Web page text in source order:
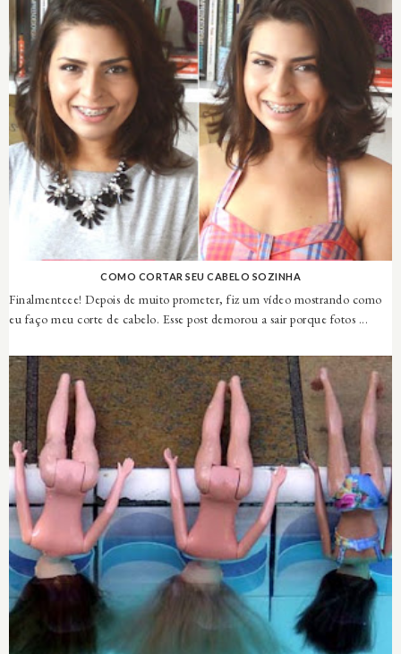
COMO CORTAR SEU CABELO SOZINHA
Finalmenteee! Depois de muito prometer, fiz um vídeo mostrando como
eu faço meu corte de cabelo. Esse post demorou a sair porque fotos ...